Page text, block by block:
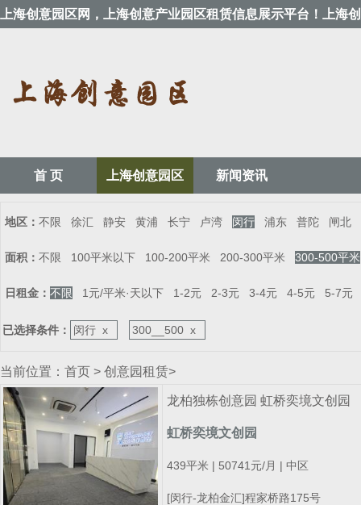
上海创意园区网，上海创意产业园区租赁信息展示平台！上
首 页 上海创意园区 新闻资讯
地区： 不限 徐汇 静安 黄浦 长宁 卢湾 闵行 浦东 普陀 闸北
面积： 不限 100平米以下 100-200平米 200-300平米 300-500平米
日租金： 不限 1元/平米·天以下 1-2元 2-3元 3-4元 4-5元 5-7元
已选择条件： 闵行 x 300__500 x
当前位置： 首页 > 创意园租赁>
龙柏独栋创意园 虹桥奕境文创园
虹桥奕境文创园
439平米 | 50741元/月 | 中区
[闵行-龙柏金汇]程家桥路175号